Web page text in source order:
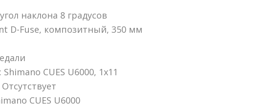
наклона 8 градусов
D-Fuse, композитный, 350 мм
CUES U6000, 1x11
CUES U6000